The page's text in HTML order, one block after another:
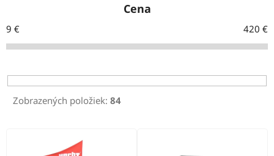
n
i
p
r
Cena
9 € 420 €
Zobrazených položiek: 84